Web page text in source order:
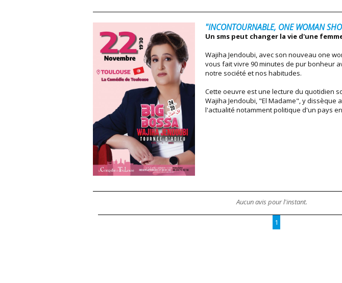
"INCONTOURNABLE, ONE WOMAN
Un sms peut changer la vie d'une
Wajiha Jendoubi, avec son nouveau one
vous fait vivre 90 minutes de pur bonheur
notre société et nos habitudes.
Cette oeuvre est une lecture du quotidien
Wajiha Jendoubi, "El Madame", y dissèque
l'actualité notamment politique d'un pays
Aucun avis pour l'instant.
1